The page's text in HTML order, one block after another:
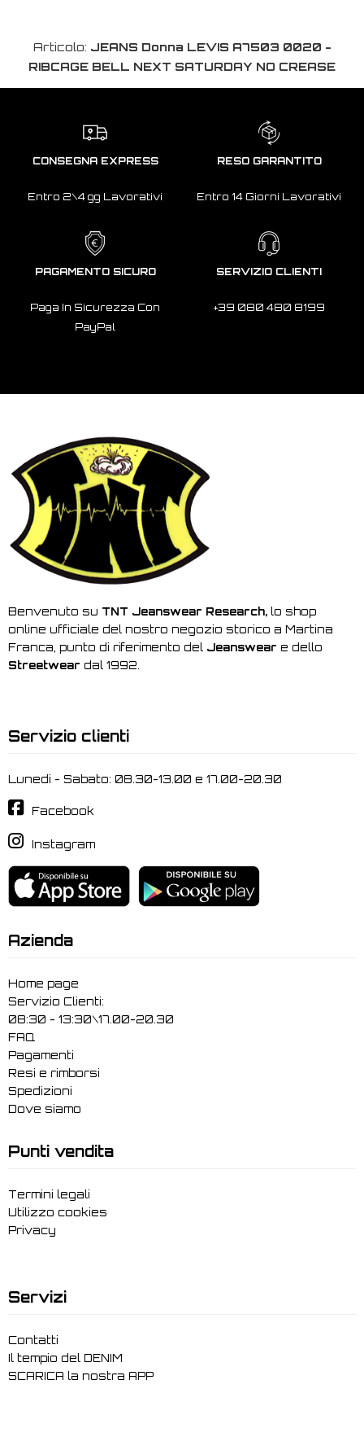
Articolo: JEANS Donna LEVIS A7503 0020 -
RIBCAGE BELL NEXT SATURDAY NO CREASE
CONSEGNA EXPRESS
Entro 2\4 gg Lavorativi
RESO GARANTITO
Entro 14 Giorni Lavorativi
PAGAMENTO SICURO
Paga In Sicurezza Con
PayPal
SERVIZIO CLIENTI
+39 080 480 8199
Benvenuto su TNT Jeanswear Research, lo shop
online ufficiale del nostro negozio storico a Martina
Franca, punto di riferimento del Jeanswear e dello
Streetwear dal 1992.
Servizio clienti
Lunedi - Sabato: 08.30-13.00 e 17.00-20.30
Facebook
Instagram
Azienda
Home page
Servizio Clienti:
08:30 - 13:30\17.00-20.30
FAQ
Pagamenti
Resi e rimborsi
Spedizioni
Dove siamo
Punti vendita
Termini legali
Utilizzo cookies
Privacy
Servizi
Contatti
Il tempio del DENIM
SCARICA la nostra APP